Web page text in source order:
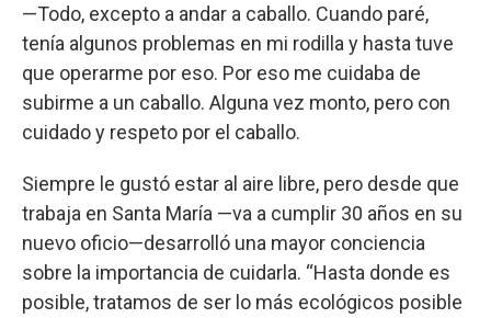
—Todo, excepto a andar a caballo. Cuando paré,
tenía algunos problemas en mi rodilla y hasta tuve
que operarme por eso. Por eso me cuidaba de
subirme a un caballo. Alguna vez monto, pero con
cuidado y respeto por el caballo.
Siempre le gustó estar al aire libre, pero desde que
trabaja en Santa María —va a cumplir 30 años en su
nuevo oficio—desarrolló una mayor conciencia
sobre la importancia de cuidarla. “Hasta donde es
posible, tratamos de ser lo más ecológicos posible